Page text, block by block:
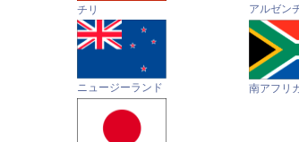
チリ アルゼン
ニュージーランド 南アフリ